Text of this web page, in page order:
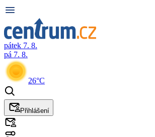
pátek 7. 8.
pá 7. 8.
26°C
Přihlášení